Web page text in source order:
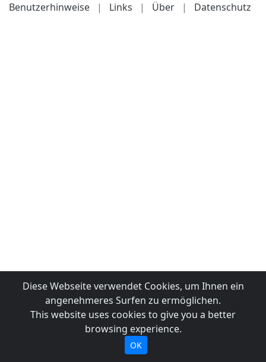
Benutzerhinweise
| Links | Über | Datenschutz
Diese Webseite verwendet Cookies, um Ihnen ein
angenehmeres Surfen zu ermöglichen.
This website uses cookies to give you a better
browsing experience.
OK